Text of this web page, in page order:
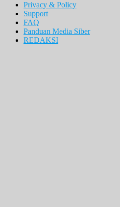
Privacy & Policy
Support
FAQ
Panduan Media Siber
REDAKSI